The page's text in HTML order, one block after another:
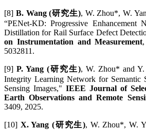
[8] B. Wang (研究生), W. Zhou*, W.
“PENet-KD: Progressive Enhancement
Distillation for Rail Surface Defect
on Instrumentation and Measurement
5032811.
[9] P. Yang (研究生), W. Zhou* and
Integrity Learning Network for Semantic
Sensing Images," IEEE Journal of
Earth Observations and Remote
3409, 2025.
[10] X. Yang (研究生), W. Zhou*, W.